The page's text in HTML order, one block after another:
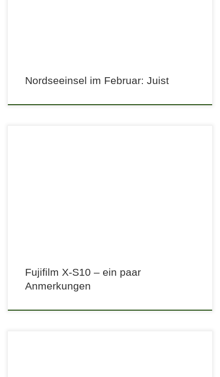
Nordseeinsel im Februar: Juist
Fujifilm X-S10 – ein paar
Anmerkungen